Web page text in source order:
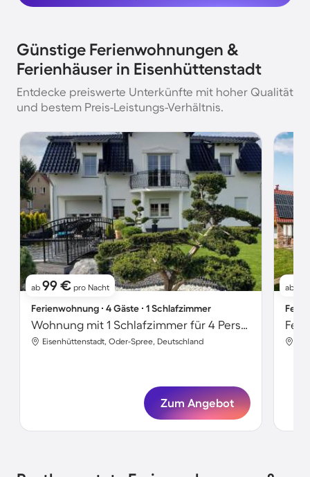
Günstige Ferienwohnungen &
Ferienhäuser in Eisenhüttenstadt
Entdecke preiswerte Unterkünfte mit hoher Qualität
und bestem Preis-Leistungs-Verhältnis.
ab 99 € pro Nacht
Ferienwohnung ∙ 4 Gäste ∙ 1 Schlafzimmer
Wohnung mit 1 Schlafzimmer für 4 Personen
Eisenhüttenstadt, Oder-Spree, Deutschland
Zum Angebot
ab